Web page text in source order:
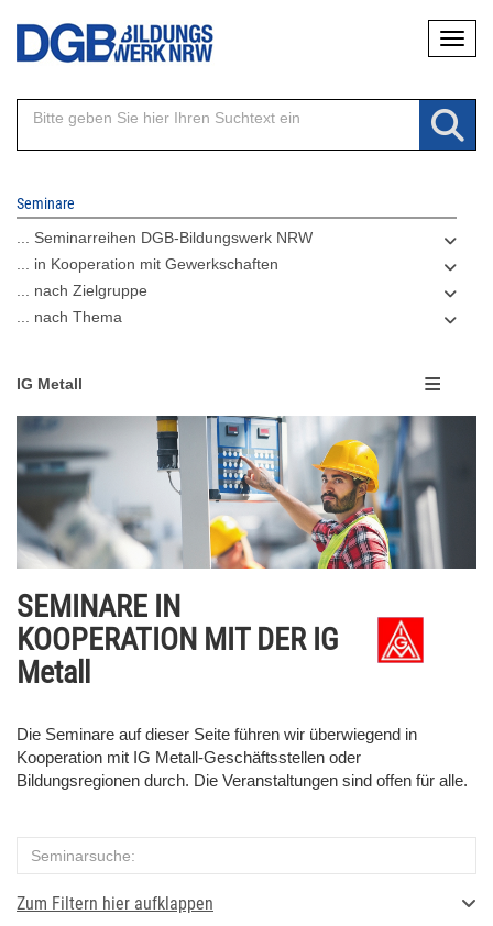
Direkt
Inhalt
Seminare
... Seminarreihen DGB-Bildungswerk NRW
... in Kooperation mit Gewerkschaften
... nach Zielgruppe
... nach Thema
IG Metall
SEMINARE IN
KOOPERATION MIT DER IG
Metall
Die Seminare auf dieser Seite führen wir überwiegend in
Kooperation mit IG Metall-Geschäftsstellen oder
Bildungsregionen durch. Die Veranstaltungen sind offen für alle.
Zum Filtern hier aufklappen